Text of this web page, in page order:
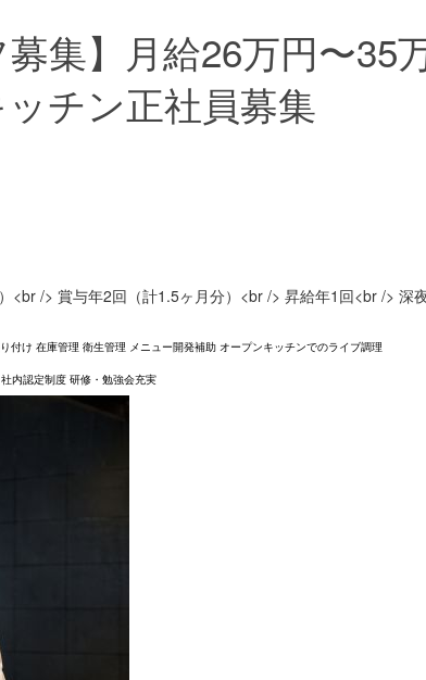
集】月給26万円〜35
チン正社員募集
/> 賞与年2回（計1.5ヶ月分）<br /> 昇給年1回<br /> 深
け 在庫管理 衛生管理 メニュー開発補助 オープンキッチンでのライブ調理
内認定制度 研修・勉強会充実